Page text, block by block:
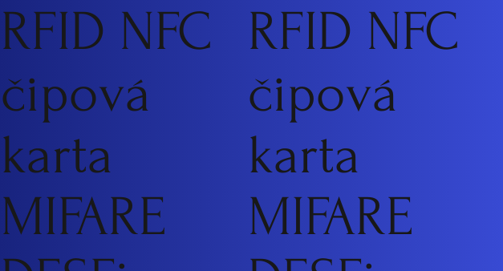
RFID NFC
čipová
karta
MIFARE
RFID NFC
čipová
karta
MIFARE